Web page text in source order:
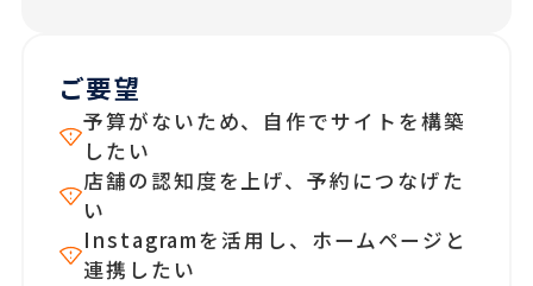
ご要望
予算がないため、自作でサイトを構築
したい
店舗の認知度を上げ、予約につなげた
い
Instagramを活用し、ホームページと
連携したい